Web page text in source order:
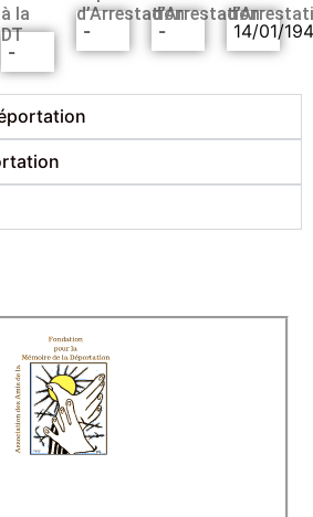
à la
DT
-
d’Arrestation
-
d’Arrestation
- 14/01/